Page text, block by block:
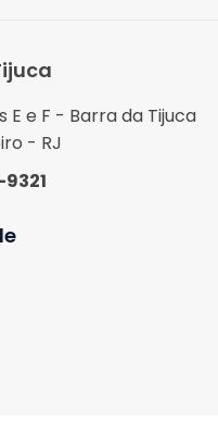
E e F - Barra da Tijuca
- RJ